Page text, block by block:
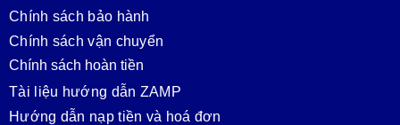
Chính sách bảo hành
Chính sách vận chuyển
Chính sách hoàn tiền
Tài liệu hướng dẫn ZAMP
Hướng dẫn nạp tiền và hoá đơn